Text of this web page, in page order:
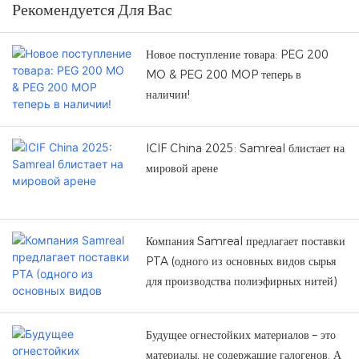
выставочном центре. Одним из
ведущих экспонентов стала
компания NINGBO
SAMREAL CHEMICAL CO.,
LTD.
Рекомендуется Для Вас
Новое поступление товара: PEG 200
MO & PEG 200 MOP теперь в
наличии!
ICIF China 2025: Samreal блистает на
мировой арене
Компания Samreal предлагает поставки
PTA (одного из основных видов сырья
для производства полиэфирных нитей)
Будущее огнестойких материалов – это
материалы, не содержащие галогенов. А